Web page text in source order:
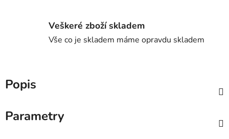
Veškeré zboží skladem
Vše co je skladem máme opravdu skladem
Popis
Parametry